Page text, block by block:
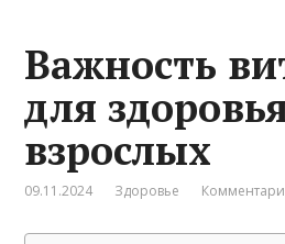
Важность
для
взрослых
09.11.2024 Здоровье